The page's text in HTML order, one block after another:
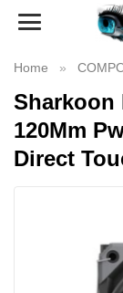
Toggle
Home
Sharkoon
120Mm
Direct